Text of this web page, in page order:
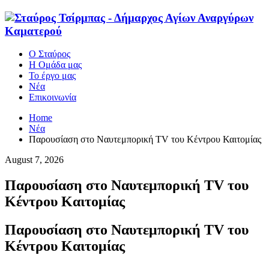
Ο Σταύρος
Η Ομάδα μας
Το έργο μας
Νέα
Επικοινωνία
Home
Νέα
Παρουσίαση στο Ναυτεμπορική TV του Κέντρου Καιτομίας
August 7, 2026
Παρουσίαση στο Ναυτεμπορική TV του
Κέντρου Καιτομίας
Παρουσίαση στο Ναυτεμπορική TV του
Κέντρου Καιτομίας